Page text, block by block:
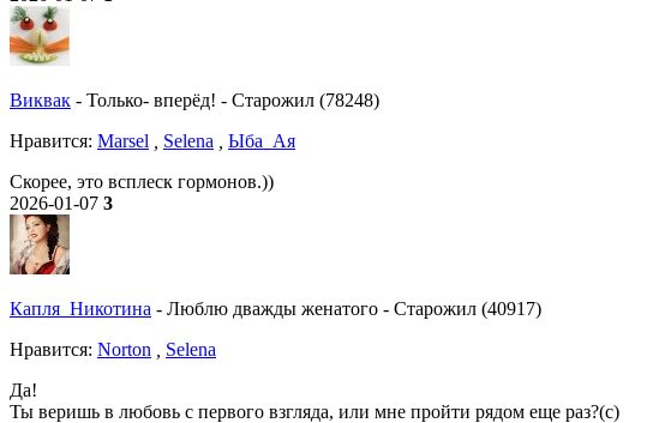
Виквак - Только- вперёд! - Старожил (78248)
Нравитcя: Marsel Selena
Ыба_Ая
Скорее, это всплеск гормонов.))
2026-01-07 3
Капля_Никотина - Люблю дважды женатого - Старожил (40917)
Нравитcя: Norton
Selena
Да!
Ты веришь в любовь с первого взгляда, или мне пройти рядом еще раз?(с)